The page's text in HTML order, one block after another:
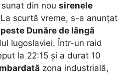
sunat din nou sirenele
scurtă vreme, s-a anunțat
Dunăre de lângă
Iugoslaviei. Într-un raid
la 22:15 și a durat 10
zona industrială,